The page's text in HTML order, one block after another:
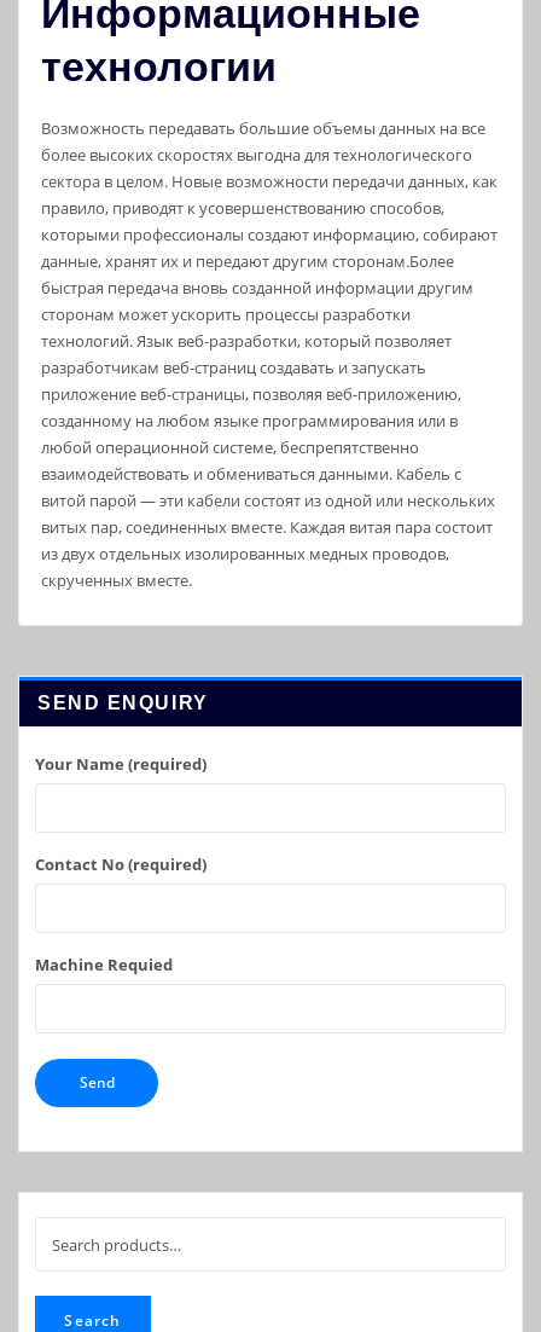
Информационные
технологии
Возможность передавать большие объемы данных на все
более высоких скоростях выгодна для технологического
сектора в целом. Новые возможности передачи данных, как
правило, приводят к усовершенствованию способов,
которыми профессионалы создают информацию, собирают
данные, хранят их и передают другим сторонам.Более
быстрая передача вновь созданной информации другим
сторонам может ускорить процессы разработки
технологий. Язык веб-разработки, который позволяет
разработчикам веб-страниц создавать и запускать
приложение веб-страницы, позволяя веб-приложению,
созданному на любом языке программирования или в
любой операционной системе, беспрепятственно
взаимодействовать и обмениваться данными. Кабель с
витой парой — эти кабели состоят из одной или нескольких
витых пар, соединенных вместе. Каждая витая пара состоит
из двух отдельных изолированных медных проводов,
скрученных вместе.
SEND ENQUIRY
Your Name (required)
Contact No (required)
Machine Requied
for:
Search